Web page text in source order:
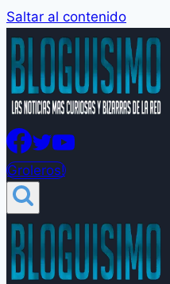
Saltar al contenido
Groleros!